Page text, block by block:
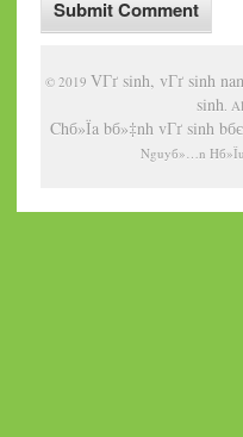
© 2019 VГґ sinh, vГґ sinh
sinh.
Chб»Їa bб»‡nh vГґ sinh
Nguyб»…n